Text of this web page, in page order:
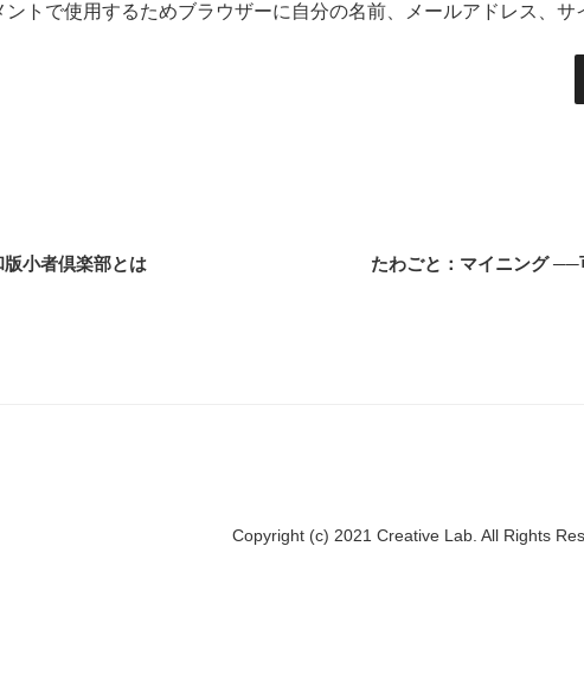
ントで使用するためブラウザーに自分の名前、メールアドレス、サ
小者倶楽部とは たわごと：マイニング
Copyright (c) 2021 Creative Lab. All Rights